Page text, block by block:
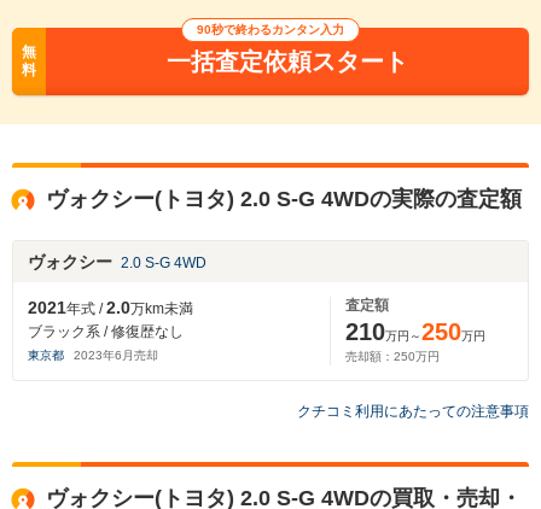
無
料
90秒で終わるカンタン入力
一括査定依頼スタート
ヴォクシー(トヨタ) 2.0 S-G 4WDの実際の査定額
ヴォクシー 2.0 S-G 4WD
2021年式 /2.0万km未満
ブラック系 / 修復歴なし
東京都 2023年6 月売却
査定額
210万円～250万円
売却額： 250万円
クチコミ利用にあたっての注意事項
ヴォクシー(トヨタ) 2.0 S-G 4WDの買取・売却・